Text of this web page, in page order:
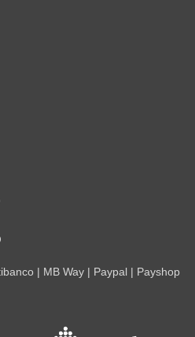
| MB Way | Paypal | Payshop